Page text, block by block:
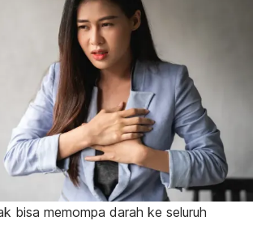
bisa memompa darah ke seluruh